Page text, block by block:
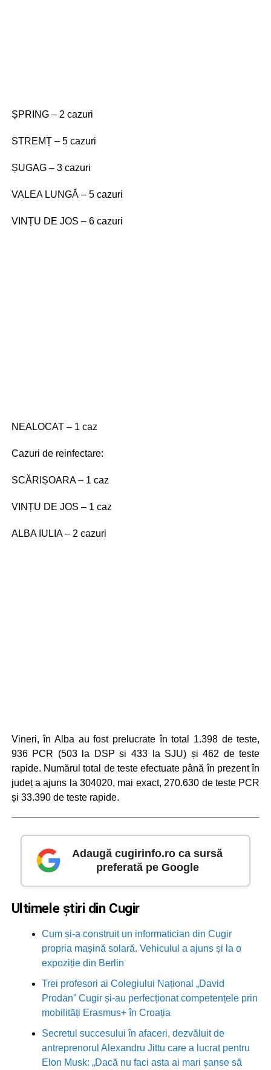
ȘPRING – 2 cazuri
STREMȚ – 5 cazuri
ȘUGAG – 3 cazuri
VALEA LUNGĂ – 5 cazuri
VINȚU DE JOS – 6 cazuri
NEALOCAT – 1 caz
Cazuri de reinfectare:
SCĂRIȘOARA – 1 caz
VINȚU DE JOS – 1 caz
ALBA IULIA – 2 cazuri
Vineri, în Alba au fost prelucrate în total 1.398 de teste,
936 PCR (503 la DSP si 433 la SJU) și 462 de teste
rapide. Numărul total de teste efectuate până în prezent în
județ a ajuns la 304020, mai exact, 270.630 de teste PCR
și 33.390 de teste rapide.
Adaugă cugirinfo.ro ca sursă
preferată pe Google
Ultimele știri din Cugir
Cum și-a construit un informatician din Cugir
propria mașină solară. Vehiculul a ajuns și la o
expoziție din Berlin
Trei profesori ai Colegiului Național „David
Prodan” Cugir și-au perfecționat competențele prin
mobilități Erasmus+ în Croația
Secretul succesului în afaceri, dezvăluit de
antreprenorul Alexandru Jittu care a lucrat pentru
Elon Musk: „Dacă nu faci asta ai mari șanse să